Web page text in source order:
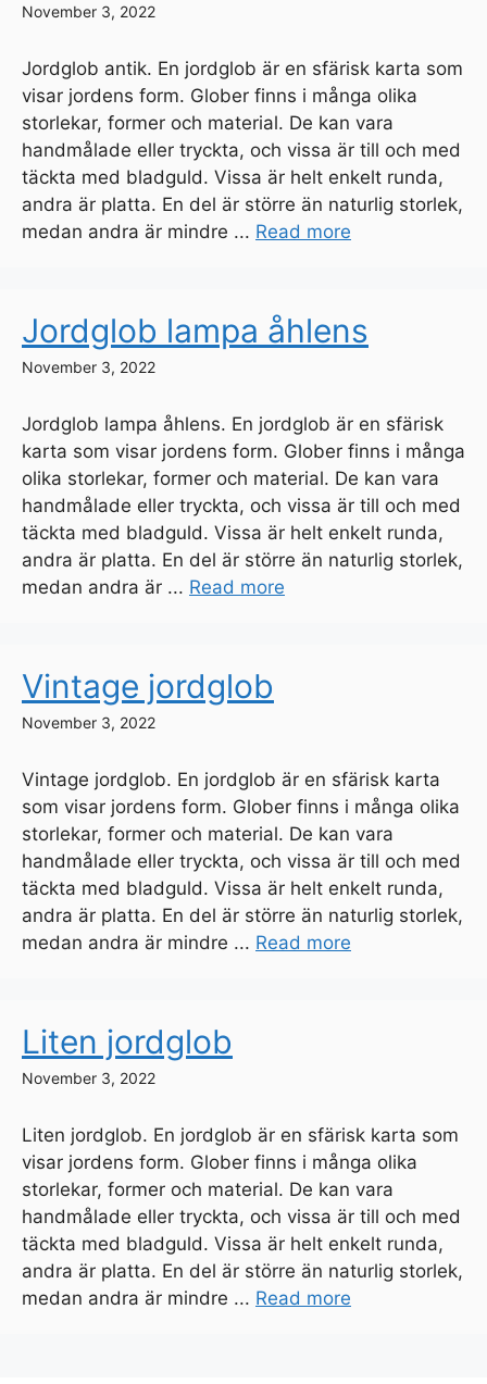
November 3, 2022
Jordglob antik. En jordglob är en sfärisk karta som
visar jordens form. Glober finns i många olika
storlekar, former och material. De kan vara
handmålade eller tryckta, och vissa är till och med
täckta med bladguld. Vissa är helt enkelt runda,
andra är platta. En del är större än naturlig storlek,
medan andra är mindre ... Read more
Jordglob lampa åhlens
November 3, 2022
Jordglob lampa åhlens. En jordglob är en sfärisk
karta som visar jordens form. Glober finns i många
olika storlekar, former och material. De kan vara
handmålade eller tryckta, och vissa är till och med
täckta med bladguld. Vissa är helt enkelt runda,
andra är platta. En del är större än naturlig storlek,
medan andra är ... Read more
Vintage jordglob
November 3, 2022
Vintage jordglob. En jordglob är en sfärisk karta
som visar jordens form. Glober finns i många olika
storlekar, former och material. De kan vara
handmålade eller tryckta, och vissa är till och med
täckta med bladguld. Vissa är helt enkelt runda,
andra är platta. En del är större än naturlig storlek,
medan andra är mindre ... Read more
Liten jordglob
November 3, 2022
Liten jordglob. En jordglob är en sfärisk karta som
visar jordens form. Glober finns i många olika
storlekar, former och material. De kan vara
handmålade eller tryckta, och vissa är till och med
täckta med bladguld. Vissa är helt enkelt runda,
andra är platta. En del är större än naturlig storlek,
medan andra är mindre ... Read more